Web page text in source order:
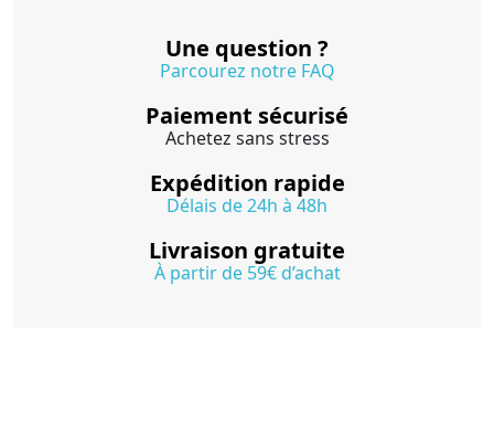
Une question ?
Parcourez notre FAQ
Paiement sécurisé
Achetez sans stress
Expédition rapide
Délais de 24h à 48h
Livraison gratuite
À partir de 59€ d’achat